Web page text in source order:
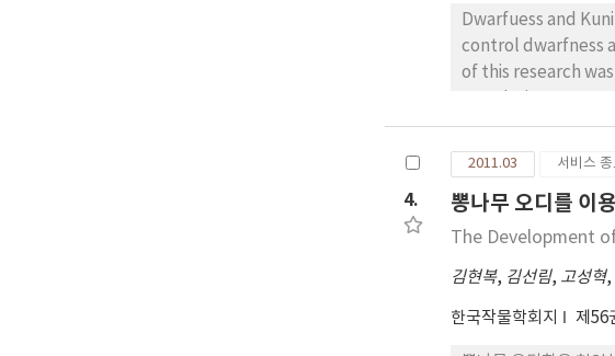
Dwarfuess and
control dwarfness
of this research
normal growth
seeds were analyzed for
segregation of
was observed.
gene was
4.
2011.03 서비스
뽕나무 오디를
The Development
김현복, 김선림, 고성혁,
한국작물학회지 제56